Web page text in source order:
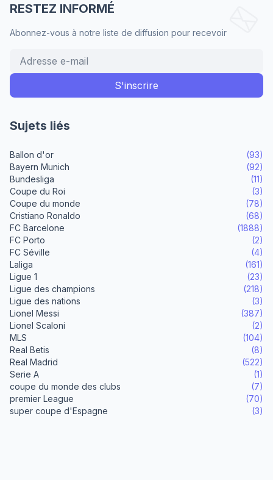
RESTEZ INFORMÉ
Abonnez-vous à notre liste de diffusion pour recevoir
Sujets liés
Ballon d'or
(93)
Bayern Munich
(92)
Bundesliga
(11)
Coupe du Roi
(3)
Coupe du monde
(78)
Cristiano Ronaldo
(68)
FC Barcelone
(1888)
FC Porto
(2)
FC Séville
(4)
Laliga
(161)
Ligue 1
(23)
Ligue des champions
(218)
Ligue des nations
(3)
Lionel Messi
(387)
Lionel Scaloni
(2)
MLS
(104)
Real Betis
(8)
Real Madrid
(522)
Serie A
(1)
coupe du monde des clubs
(7)
premier League
(70)
super coupe d'Espagne
(3)